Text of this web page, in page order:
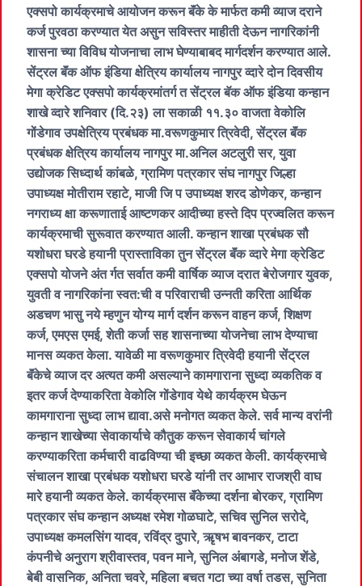
एक्सपो कार्यक्रमाचे आयोजन करून बॅंके के मार्फत कमी व्याज दराने
कर्ज पुरवठा करण्यात येत असुन सविस्तर माहीती देऊन नागरिकांनी
शासना च्या विविध योजनाचा लाभ घेण्याबाबद मार्गदर्शन करण्यात आले.
सेंट्रल बॅंक ऑफ इंडिया क्षेत्रिय कार्यालय नागपुर व्दारे दोन दिवसीय
मेगा क्रेडिट एक्सपो कार्यक्रमांतर्ग त सेंट्रल बॅक ऑफ इंडिया कन्हान
शाखे व्दारे शनिवार (दि.२३) ला सकाळी ११.३० वाजता वेकोलि
गोंडेगाव उपक्षेत्रिय प्रबंधक मा.वरूणकुमार त्रिवेदी, सेंट्रल बॅंक
प्रबंधक क्षेत्रिय कार्यालय नागपुर मा.अनिल अटलुरी सर, युवा
उद्योजक सिध्दार्थ कांबळे, ग्रामिण पत्रकार संघ नागपुर जिल्हा
उपाध्यक्ष मोतीराम रहाटे, माजी जि प उपाध्यक्ष शरद डोणेकर, कन्हान
नगराध्य क्षा करूणाताई आष्टणकर आदीच्या हस्ते दिप प्रज्वलित करून
कार्यक्रमाची सुरूवात करण्यात आली. कन्हान शाखा प्रबंधक सौ
यशोधरा घरडे हयानी प्रास्ताविका तुन सेंट्रल बॅंक व्दारे मेगा क्रेडिट
एक्सपो योजने अंत र्गत सर्वात कमी वार्षिक व्याज दरात बेरोजगार युवक,
युवती व नागरिकांना स्वत:ची व परिवाराची उन्नती करिता आर्थिक
अडचण भासु नये म्हणुन योग्य मार्ग दर्शन करून वाहन कर्ज, शिक्षण
कर्ज, एमएस एमई, शेती कर्जा सह शासनाच्या योजनेचा लाभ देण्याचा
मानस व्यकत केला. यावेळी मा वरूणकुमार त्रिवेदी हयानी सेंट्रल
बॅंकेचे व्याज दर अत्यत कमी असल्याने कामगाराना सुध्दा व्यकतिक व
इतर कर्ज देण्याकरिता वेकोलि गोंडेगाव येथे कार्यक्रम घेऊन
कामगाराना सुध्दा लाभ द्यावा.असे मनोगत व्यकत केले. सर्व मान्य वरांनी
कन्हान शाखेच्या सेवाकार्याचे कौतुक करून सेवाकार्य चांगले
करण्याकरिता कर्मचारी वाढविण्या ची इच्छा व्यकत केली. कार्यक्रमाचे
संचालन शाखा प्रबंधक यशोधरा घरडे यांनी तर आभार राजश्री वाघ
मारे हयानी व्यकत केले. कार्यक्रमास बॅंकेच्या दर्शना बोरकर, ग्रामिण
पत्रकार संघ कन्हान अध्यक्ष रमेश गोळघाटे, सचिव सुनिल सरोदे,
उपाध्यक्ष कमलसिंग यादव, रविंद्र दुपारे, ऋृषभ बावनकर, टाटा
कंपनीचे अनुराग श्रीवास्तव, पवन माने, सुनिल अंबागडे, मनोज शेंडे,
बेबी वासनिक, अनिता चवरे, महिला बचत गटा च्या वर्षा तडस, सुनिता